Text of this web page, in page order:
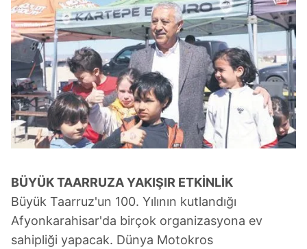
BÜYÜK TAARRUZAYAKIŞIR ETKİNLİK
Büyük Taarruz'un 100. Yılının kutlandığı
Afyonkarahisar'da birçok organizasyona ev
sahipliği yapacak. Dünya Motokros